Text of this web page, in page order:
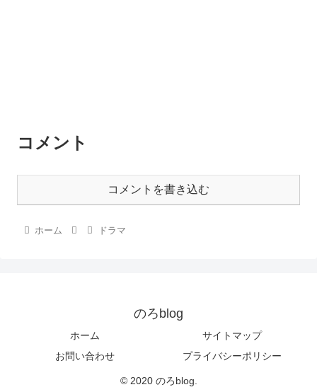
コメント
コメントを書き込む
ホーム ドラマ
のろblog
ホーム
サイトマップ
お問い合わせ
プライバシーポリシー
© 2020 のろblog.